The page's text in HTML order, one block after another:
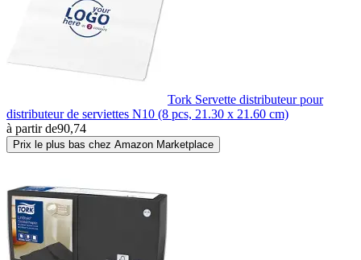
Tork Servette distributeur pour
distributeur de serviettes N10 (8 pcs, 21.30 x 21.60 cm)
à partir de90,74
Prix le plus bas chez Amazon Marketplace